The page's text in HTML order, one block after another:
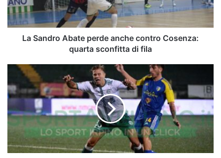
Cosenza:
quarta
sconfitta
La Sandro Abate perde anche contro Cosenza:
quarta sconfitta di fila
Verso
Cerignola-
Avellino,
l’ultima
volta
al
“Monterisi”
è
finita